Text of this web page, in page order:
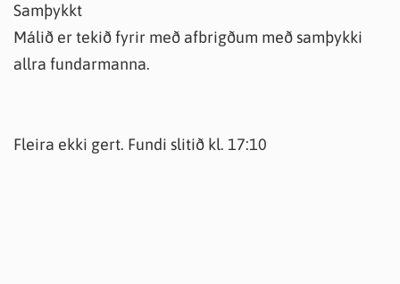
Samþykkt
Málið er tekið fyrir með afbrigðum með samþykki
allra fundarmanna.
Fleira ekki gert. Fundi slitið kl. 17:10